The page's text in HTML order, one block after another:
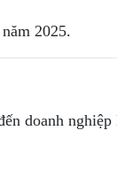
2025.
doanh nghiệp